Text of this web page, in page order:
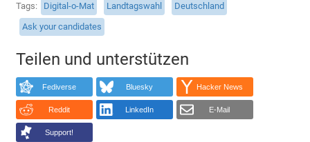
Tags Digital-o-Mat Landtagswahl
Deutschland
Ask your candidates
Teilen und unterstützen
Fediverse Bluesky Hacker News
Reddit LinkedIn E-Mail
Support!